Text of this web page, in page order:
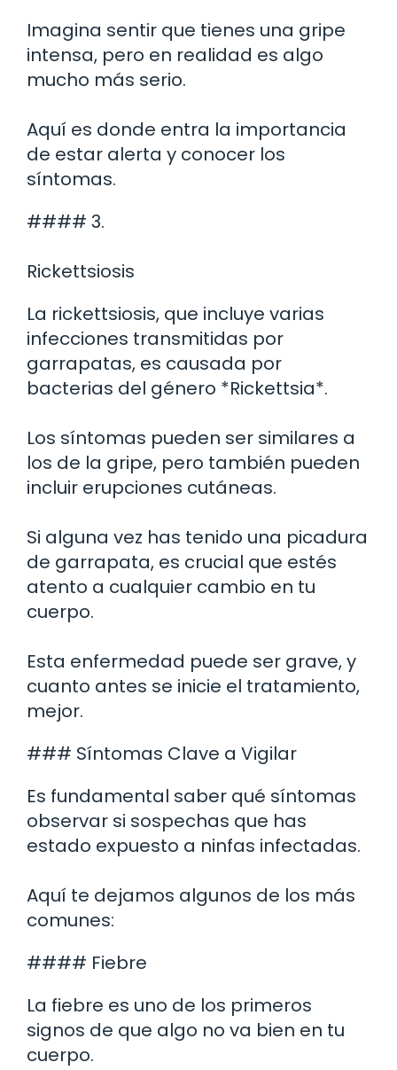
Imagina sentir que tienes una gripe
intensa, pero en realidad es algo
mucho más serio.
Aquí es donde entra la importancia
de estar alerta y conocer los
síntomas.
#### 3.
Rickettsiosis
La rickettsiosis, que incluye varias
infecciones transmitidas por
garrapatas, es causada por
bacterias del género *Rickettsia*.
Los síntomas pueden ser similares a
los de la gripe, pero también pueden
incluir erupciones cutáneas.
Si alguna vez has tenido una picadura
de garrapata, es crucial que estés
atento a cualquier cambio en tu
cuerpo.
Esta enfermedad puede ser grave, y
cuanto antes se inicie el tratamiento,
mejor.
### Síntomas Clave a Vigilar
Es fundamental saber qué síntomas
observar si sospechas que has
estado expuesto a ninfas infectadas.
Aquí te dejamos algunos de los más
comunes:
#### Fiebre
La fiebre es uno de los primeros
signos de que algo no va bien en tu
cuerpo.